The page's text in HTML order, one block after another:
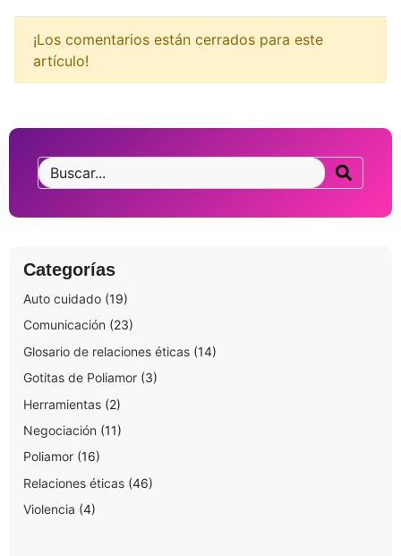
¡Los comentarios están cerrados para este
artículo!
Categorías
Auto cuidado (19)
Comunicación (23)
Glosario de relaciones éticas (14)
Gotitas de Poliamor (3)
Herramientas (2)
Negociación (11)
Poliamor (16)
Relaciones éticas (46)
Violencia (4)